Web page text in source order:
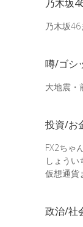
乃木坂
乃木坂
噂/ゴシ
大地震・
投資/お
FX2ちゃ
しょうい
仮想通貨
政治/社